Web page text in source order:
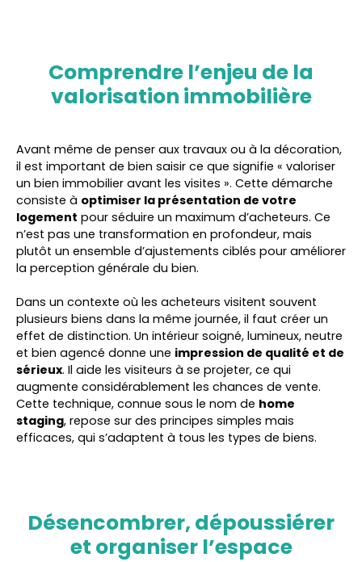
Comprendre l’enjeu de la
valorisation immobilière
Avant même de penser aux travaux ou à la décoration,
il est important de bien saisir ce que signifie « valoriser
un bien immobilier avant les visites ». Cette démarche
consiste à optimiser la présentation de votre
logement pour séduire un maximum d’acheteurs. Ce
n’est pas une transformation en profondeur, mais
plutôt un ensemble d’ajustements ciblés pour améliorer
la perception générale du bien.
Dans un contexte où les acheteurs visitent souvent
plusieurs biens dans la même journée, il faut créer un
effet de distinction. Un intérieur soigné, lumineux, neutre
et bien agencé donne une impression de qualité et de
sérieux. Il aide les visiteurs à se projeter, ce qui
augmente considérablement les chances de vente.
Cette technique, connue sous le nom de home
staging, repose sur des principes simples mais
efficaces, qui s’adaptent à tous les types de biens.
Désencombrer, dépoussiérer
et organiser l’espace